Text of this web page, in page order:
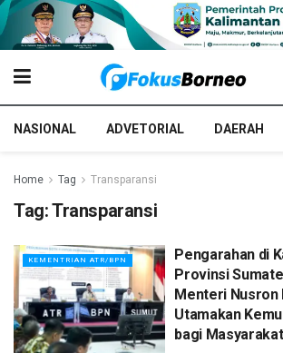
NASIONAL ADVETORIAL DAERAH
Home Tag Transparansi
Tag:Transparansi
KEMENTRIAN ATR/BPN
Pengarahan di
Provinsi
Menteri Nusron
Utamakan
bagi Masyarakat